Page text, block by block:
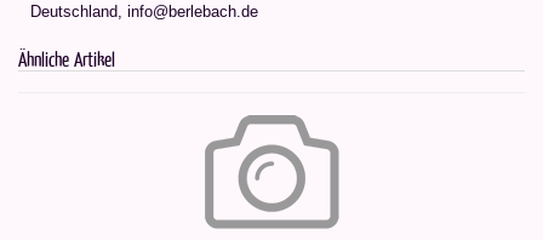
Deutschland, info@berlebach.de
Ähnliche Artikel